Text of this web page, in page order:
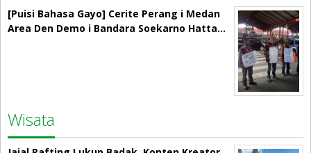
[Puisi Bahasa Gayo] Cerite Perang i Medan
Area Den Demo i Bandara Soekarno Hatta…
Wisata